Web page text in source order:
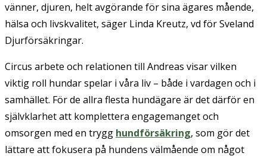
vänner, djuren, helt avgörande för sina ägares mående,
hälsa och livskvalitet, säger Linda Kreutz, vd för Sveland
Djurförsäkringar.
Circus arbete och relationen till Andreas visar vilken
viktig roll hundar spelar i våra liv – både i vardagen och i
samhället. För de allra flesta hundägare är det därför en
självklarhet att komplettera engagemanget och
omsorgen med en trygg hundförsäkring, som gör det
lättare att fokusera på hundens välmående om något